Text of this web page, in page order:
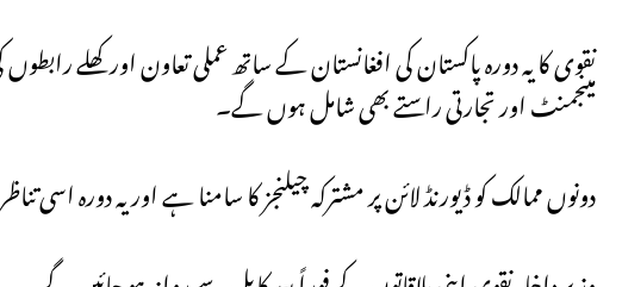
نقوی کا یہ دورہ پاکستان کی افغانستان کے ساتھ عملی تعاون اور کھلے
مینجمنٹ اور تجارتی راستے بھی شامل ہوں گے۔
دونوں ممالک کو ڈیورنڈ لائن پر مشترکہ چیلنجز کا سامنا ہے اور یہ دورہ